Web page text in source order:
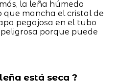
la leña húmeda
mancha el cristal de
pegajosa en el tubo
porque puede
está seca ?